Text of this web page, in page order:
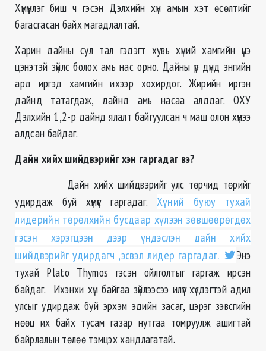
Хүмүүнлэг биш ч гэсэн Дэлхийн хүн амын хэт өсөлтийг
багасгасан байх магадлалтай.
Харин дайны сул тал гэдэгт хувь хүний хамгийн үнэ
цэнэтэй зүйлс болох амь нас орно. Дайны үр дүнд энгийн
ард иргэд хамгийн ихээр хохирдог. Жирийн иргэн
дайнд татагдаж, дайнд амь насаа алддаг. ОХУ
Дэлхийн 1,2-р дайнд ялалт байгуулсан ч маш олон хүнээ
алдсан байдаг.
Дайн хийх шийдвэрийг хэн гаргадаг вэ?
Дайн хийх шийдвэрийг улс төрчид төрийг
удирдаж буй хүмүүс гаргадаг. Хүний буюу тухай
лидерийн төрөлхийн бусдаар хүлээн зөвшөөрөгдөх
гэсэн хэрэгцээн дээр үндэслэн дайн хийх
шийдвэрийг удирдагч ,эсвэл лидер гаргадаг.
Энэ
тухай Plato Thymos гэсэн ойлголтыг гаргаж ирсэн
байдаг. Ихэнхи хүн байгаа зүйлээсээ илүүг хүсдэгтэй адил
улсыг удирдаж буй эрхэм эдийн засаг, цэрэг зэвсгийн
нөөц их байх тусам газар нутгаа томруулж ашигтай
байрлалын төлөө тэмцэх хандлагатай.